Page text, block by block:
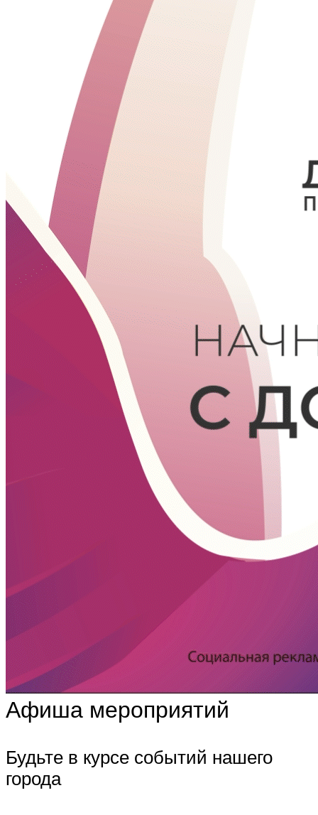
Афиша мероприятий
Будьте в курсе событий нашего
города